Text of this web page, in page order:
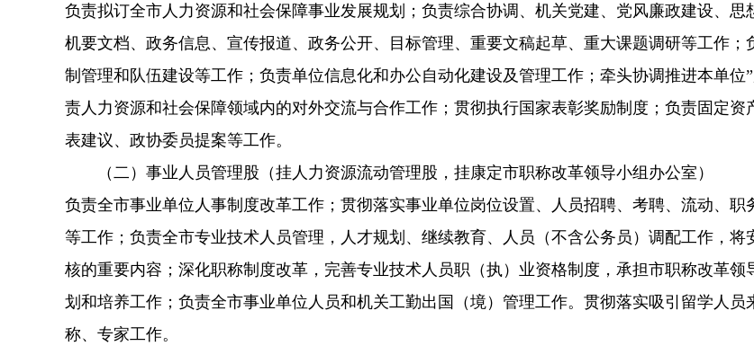
负责拟订全市人力资源和社会保障事业发展规划；负责综合协调、机关党建、党风廉政建设、思
机要文档、政务信息、宣传报道、政务公开、目标管理、重要文稿起草、重大课题调研等工作
制管理和队伍建设等工作；负责单位信息化和办公自动化建设及管理工作；牵头协调推进本单
责人力资源和社会保障领域内的对外交流与合作工作；贯彻执行国家表彰奖励制度；负责固定
表建议、政协委员提案等工作。
（二）事业人员管理股（挂人力资源流动管理股，挂康定市职称改革领导小组办公室）
负责全市事业单位人事制度改革工作；贯彻落实事业单位岗位设置、人员招聘、考聘、流动、
等工作；负责全市专业技术人员管理，人才规划、继续教育、人员（不含公务员）调配工作，
核的重要内容；深化职称制度改革，完善专业技术人员职（执）业资格制度，承担市职称改革
划和培养工作；负责全市事业单位人员和机关工勤出国（境）管理工作。贯彻落实吸引留学人
称、专家工作。